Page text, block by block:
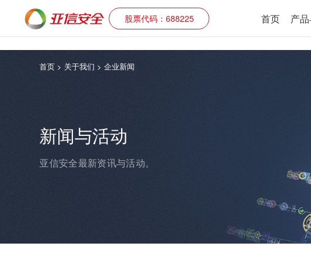
股票代码：688225 首页 产
首页 > 关于我们 >企业新闻
新闻与活动
亚信安全最新资讯与活动。